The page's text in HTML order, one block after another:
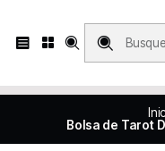
Bolsa de Tarot